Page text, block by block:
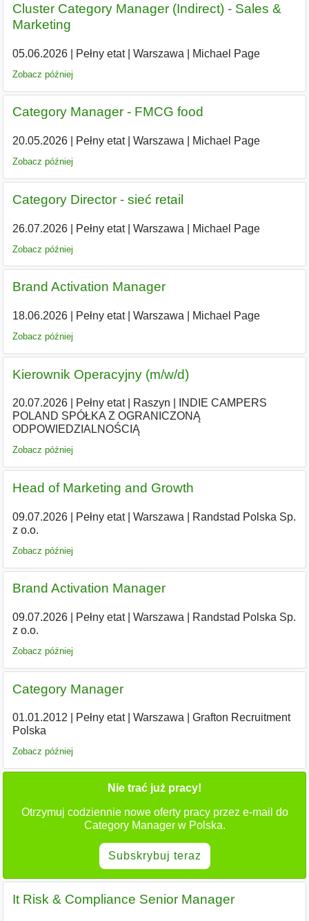
Cluster Category Manager (Indirect) - Sales &
Marketing
05.06.2026| Pełny etat| Warszawa Michael Page
Zobacz później
Category Manager - FMCG food
20.05.2026| Pełny etat| Warszawa Michael Page
Zobacz później
Category Director - sieć retail
26.07.2026| Pełny etat| Warszawa Michael Page
Zobacz później
Brand Activation Manager
18.06.2026| Pełny etat| Warszawa Michael Page
Zobacz później
Kierownik Operacyjny (m/w/d)
20.07.2026| Pełny etat| Raszyn
INDIE CAMPERS
POLAND SPÓŁKA Z OGRANICZONĄ
ODPOWIEDZIALNOŚCIĄ
Zobacz później
Head of Marketing and Growth
09.07.2026| Pełny etat| Warszawa
Randstad Polska Sp.
z o.o.
Zobacz później
Brand Activation Manager
09.07.2026| Pełny etat| Warszawa
Randstad Polska Sp.
z o.o.
Zobacz później
Category Manager
01.01.2012 Pełny etat| Warszawa|
Grafton Recruitment
Polska
Zobacz później
Nie trać już pracy!
Otrzymuj codziennie nowe oferty pracy przez e-mail do
Category Manager w Polska.
Subskrybuj teraz
It Risk & Compliance Senior Manager